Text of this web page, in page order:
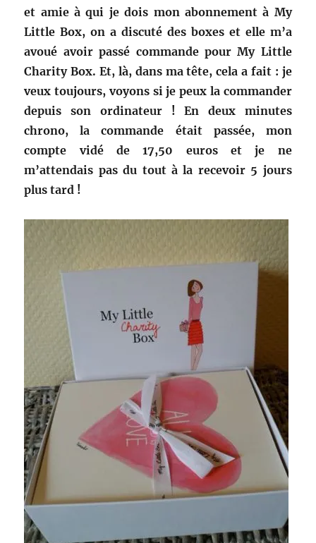
et amie à qui je dois mon abonnement à My
Little Box, on a discuté des boxes et elle m’a
avoué avoir passé commandepour My Little
Charity Box. Et, là, dans ma tête, cela a fait : je
veux toujours, voyons si je peux la commander
depuis son ordinateur ! En deux minutes
chrono, la commande était passée, mon
compte vidé de 17,50 euros et je ne
m’attendais pas du tout à la recevoir 5 jours
plus tard !